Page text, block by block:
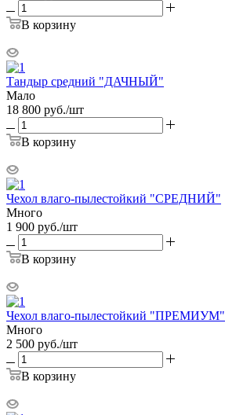
В корзину
Тандыр средний "ДАЧНЫЙ"
Мало
18 800 руб./шт
В корзину
Чехол влаго-пылестойкий "СРЕДНИЙ"
Много
1 900 руб./шт
В корзину
Чехол влаго-пылестойкий "ПРЕМИУМ"
Много
2 500 руб./шт
В корзину